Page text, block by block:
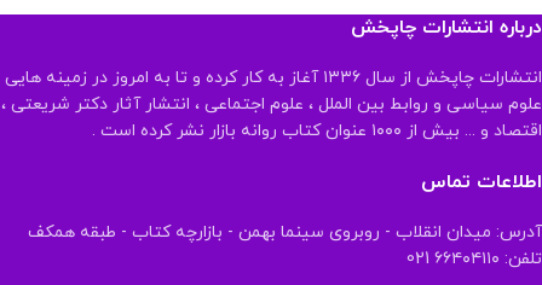
درباره انتشارات چاپخش
انتشارات چاپخش از سال ۱۳۳۶ آغاز به کار کرده و تا به امروز در زمینه هایی
علوم سیاسی و روابط بین الملل ، علوم اجتماعی ، انتشار آثار دکتر شریعتی ،
اقتصاد و ... بیش از ۱۰۰۰ عنوان کتاب روانه بازار نشر کرده است .
اطلاعات تماس
آدرس: میدان انقلاب - روبروی سینما بهمن - بازارچه کتاب - طبقه همکف
تلفن: ۶۶۴۰۴۱۱۰ 021